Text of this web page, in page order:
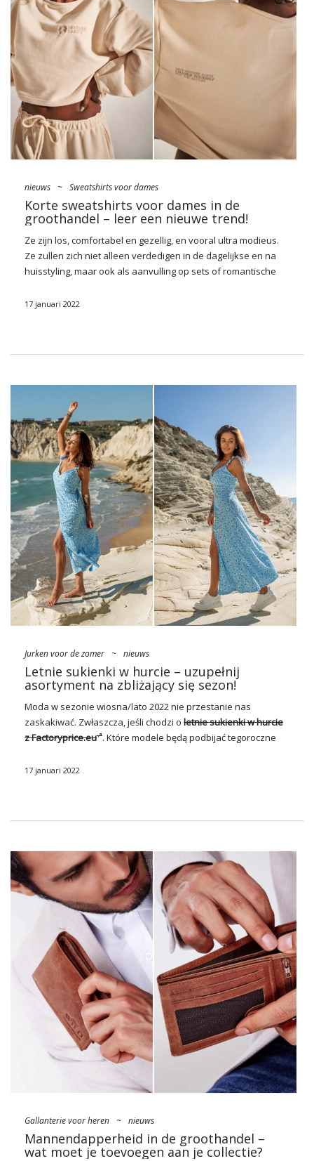
nieodłącznym elementem garderoby. To obecnie już klasyka
gatunku, którą bez dwóch zdań można porównać do
beżowego prochowca czy jeansowych spodni. Są uwielbiane
głównie za uniwersalność, prosty fason, a …
nieuws ~ Sweatshirts voor dames
Korte sweatshirts voor dames in de
groothandel – leer een nieuwe trend!
Ze zijn los, comfortabel en gezellig, en vooral ultra modieus.
Ze zullen zich niet alleen verdedigen in de dagelijkse en na
huisstyling, maar ook als aanvulling op sets of romantische
komende seizoen trainen en samen met ons hun
In de komende maanden vergeten we de trend naar
comfortabele, losse kleding niet en naast nonchalante
voorstellen in het voorjaar sluiten we ons ook aan bij de
collectiegoedkope korte sweatshirts. Bez wątpienia
bestsellerowymi modelami będą retro modele z oryginalnymi
nadrukami, puchate bluzy o obszernych rękawach i obcięte
kangurki, odsłaniające top pod spodem. Stoją one tuż obok
tych z klasycznym okrągłym wycięciem pod szyją bądź stójką z
zamkiem i z gładkiej bawełny, ze ściąganymi mankietami oraz
w fasonie oversize. Do swojej oferty powinieneś dodać
również te z …
17 januari 2022
Jurken voor de zomer ~ nieuws
Letnie sukienki w hurcie – uzupełnij
asortyment na zbliżający się sezon!
Moda w sezonie wiosna/lato 2022 nie przestanie nas
zaskakiwać. Zwłaszcza, jeśli chodzi o letnie sukienki w hurcie
z Factoryprice.eu . Które modele będą podbijać tegoroczne
propozycji, ekstrawaganckich biżuteryjnych mini na wieczory
Sezon wiosna/lato 2022 –
najważniejsze trendy
Nie od dziś wiadomo, że sezon wiosenno-letni należy w
modzie do sukienek. I to nie byle jakich – w tym roku w cenie
jest oryginalność i przykuwające oko detale. Stawiać więc
warto na takie letnie sukienki w hurcie online , które pozwolą
nieco puścić wodze fantazji i zaszaleć. Nic dziwnego zatem, że
jednymi z modniejszych propozycji są te połyskujące od
wszytych fantazyjnie koralików, metalicznych nici i cekinowych
ozdób. A co powiecie na transparentne modele z kwiatowymi
pąkami? One również świetnie uzupełnią kolekcję na
zbliżające się miesiące …
17 januari 2022
Gallanterie voor heren ~ nieuws
Mannendapperheid in de groothandel –
wat moet je toevoegen aan je collectie?